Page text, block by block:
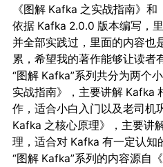
《图解 Kafka 之实战指南》和
依据 Kafka 2.0.0 版本编写，
并全部实践过，里面的内容也
累，希望我的著作能够让读者
“图解 Kafka”系列共分为两个
实战指南》，主要讲解 Kafka
作，适合小白入门以及老司机
Kafka 之核心原理》，主要讲
理，适合对 Kafka 有一定认知
“图解 Kafka”系列的内容源自